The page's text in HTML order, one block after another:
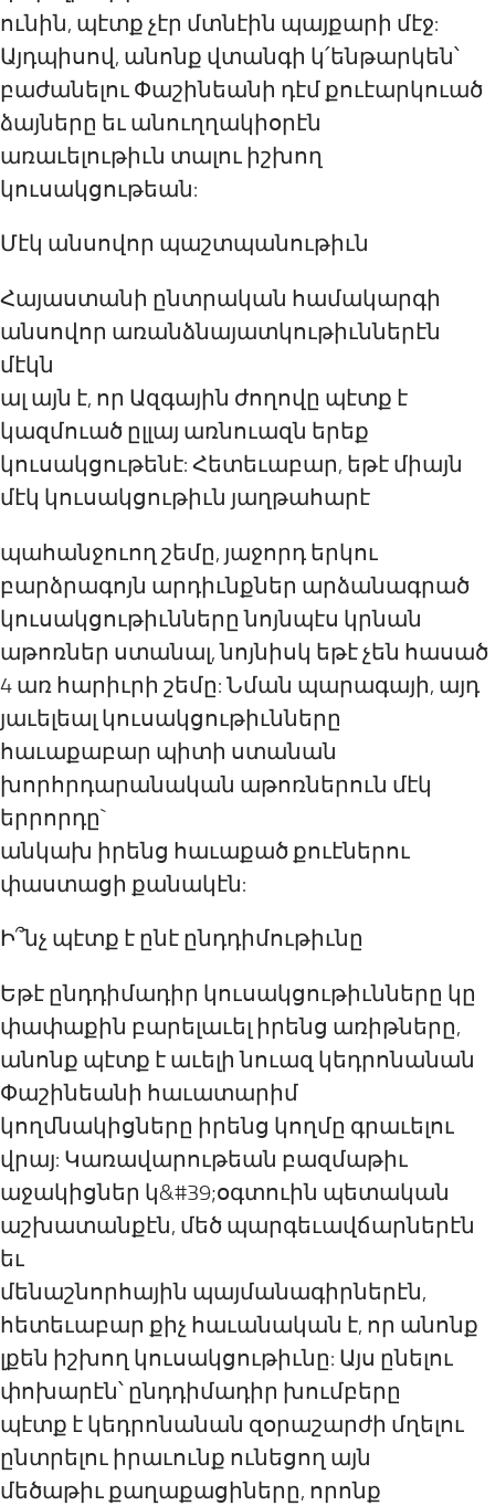
ունին, պէտք չէր մտնէին պայքարի մէջ:
Այդպիսով, անոնք վտանգի կ՛ենթարկեն՝
բաժանելու Փաշինեանի դէմ քուէարկուած
ձայները եւ անուղղակիօրէն
առաւելութիւն տալու իշխող
կուսակցութեան:
Մէկ անսովոր պաշտպանութիւն
Հայաստանի ընտրական համակարգի
անսովոր առանձնայատկութիւններէն
մէկն
ալ այն է, որ Ազգային ժողովը պէտք է
կազմուած ըլլայ առնուազն երեք
կուսակցութենէ: Հետեւաբար, եթէ միայն
մէկ կուսակցութիւն յաղթահարէ
պահանջուող շեմը, յաջորդ երկու
բարձրագոյն արդիւնքներ արձանագրած
կուսակցութիւնները նոյնպէս կրնան
աթոռներ ստանալ, նոյնիսկ եթէ չեն հասած
4 առ հարիւրի շեմը: Նման պարագայի, այդ
յաւելեալ կուսակցութիւնները
հաւաքաբար պիտի ստանան
խորհրդարանական աթոռներուն մէկ
երրորդը`
անկախ իրենց հաւաքած քուէներու
փաստացի քանակէն:
Ի՞նչ պէտք է ընէ ընդդիմութիւնը
Եթէ ընդդիմադիր կուսակցութիւնները կը
փափաքին բարելաւել իրենց առիթները,
անոնք պէտք է աւելի նուազ կեդրոնանան
Փաշինեանի հաւատարիմ
կողմնակիցները իրենց կողմը գրաւելու
վրայ: Կառավարութեան բազմաթիւ
աջակիցներ կ&#39;օգտուին պետական
աշխատանքէն, մեծ պարգեւավճարներէն
եւ
մենաշնորհային պայմանագիրներէն,
հետեւաբար քիչ հաւանական է, որ անոնք
լքեն իշխող կուսակցութիւնը: Այս ընելու
փոխարէն՝ ընդդիմադիր խումբերը
պէտք է կեդրոնանան զօրաշարժի մղելու
ընտրելու իրաւունք ունեցող այն
մեծաթիւ քաղաքացիները, որոնք